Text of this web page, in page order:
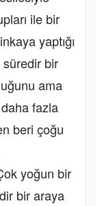
ile bir
yaptığı
süredir bir
ama
fazla
beri çoğu
yoğun bir
bir araya